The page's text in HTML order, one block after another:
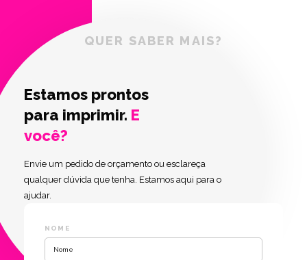
QUER SABER MAIS?
Estamos prontos
para imprimir. E
você?
Envie um pedido de orçamento ou esclareça
qualquer dúvida que tenha. Estamos aqui para o
ajudar.
NOME